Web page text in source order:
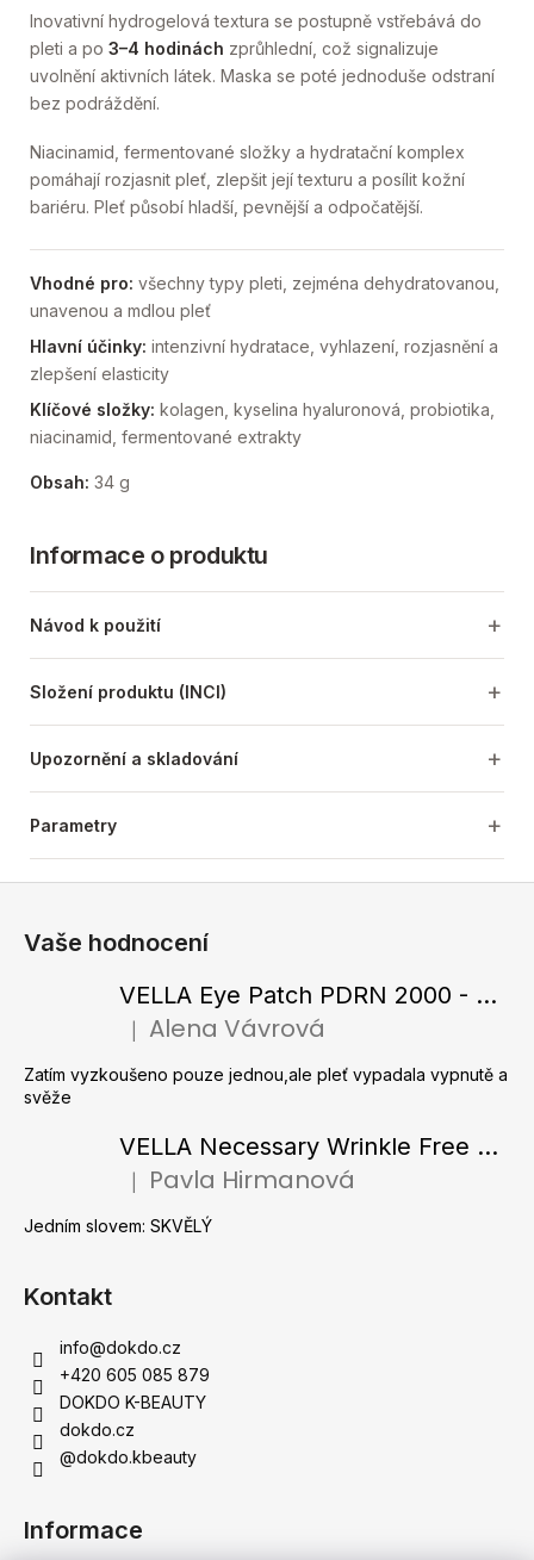
Inovativní hydrogelová textura se postupně vstřebává do
pleti a po 3–4 hodinách zprůhlední, což signalizuje
uvolnění aktivních látek. Maska se poté jednoduše odstraní
bez podráždění.
Niacinamid, fermentované složky a hydratační komplex
pomáhají rozjasnit pleť, zlepšit její texturu a posílit kožní
bariéru. Pleť působí hladší, pevnější a odpočatější.
Vhodné pro: všechny typy pleti, zejména dehydratovanou,
unavenou a mdlou pleť
Hlavní účinky: intenzivní hydratace, vyhlazení, rozjasnění a
zlepšení elasticity
Klíčové složky: kolagen, kyselina hyaluronová, probiotika,
niacinamid, fermentované extrakty
Obsah: 34 g
Informace o produktu
Návod k použití
Složení produktu (INCI)
Upozornění a skladování
Parametry
Vaše hodnocení
VELLA Eye Patch PDRN 2000 - Tající hydrogelové náplasti pod oči s PDRN 72 g / 60 ks
Hodnocení produktu je 5 z 5 hvězdiček.
Alena Vávrová
Zatím vyzkoušeno pouze jednou,ale pleť vypadala vypnutě a
svěže
VELLA Necessary Wrinkle Free Ampoule - Protivrásková ampule s kolagenovými vlákny a zlatým práškem 50 ml
Hodnocení produktu je 5 z 5 hvězdiček.
Pavla Hirmanová
Jedním slovem: SKVĚLÝ
Kontakt
info@dokdo.cz
+420 605 085 879
DOKDO K-BEAUTY
dokdo.cz
@dokdo.kbeauty
Informace